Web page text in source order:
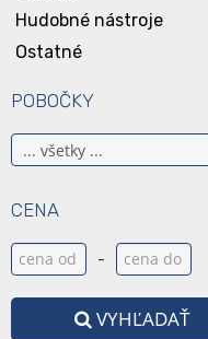
Hudobné nástroje
Ostatné
POBOČKY
CENA
-
VYHĽADAŤ